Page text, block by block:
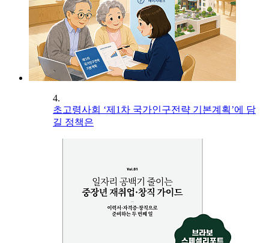
4.
초고령사회 ‘제1차 국가인구전략 기본계획’에 담
길 정책은